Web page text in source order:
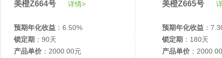
美橙Z664号 详情>
预期年化收益 ：6.50%
锁定期 ：90天
产品单价 ：2000.00元
美橙Z665号
预期年化收益 ：
锁定期 ：180天
产品单价 ：